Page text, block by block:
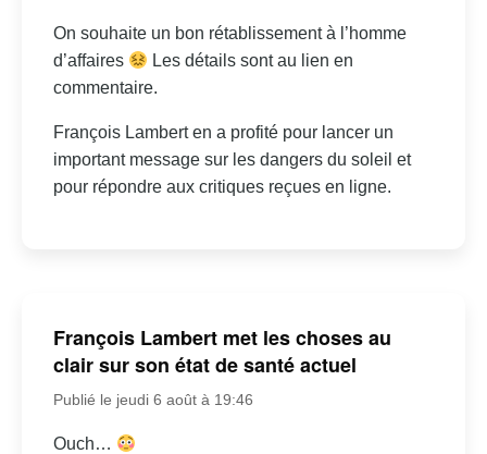
On souhaite un bon rétablissement à l’homme
d’affaires
Les détails sont au lien en
commentaire.
François Lambert en a profité pour lancer un
important message sur les dangers du soleil et
pour répondre aux critiques reçues en ligne.
François Lambert met les choses au
clair sur son état de santé actuel
Publié le jeudi 6 août à 19:46
Ouch…